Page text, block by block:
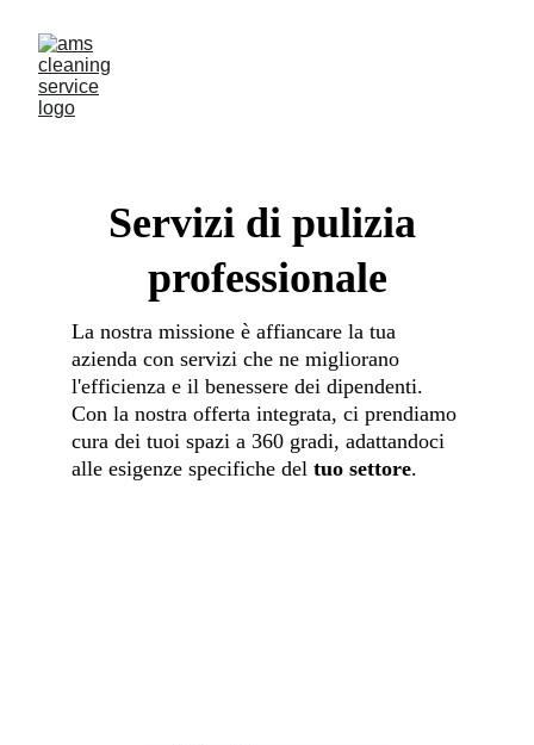
Servizi di pulizia
professionale
La nostra missione è affiancare la tua
azienda con servizi che ne migliorano
l'efficienza e il benessere dei dipendenti.
Con la nostra offerta integrata, ci prendiamo
cura dei tuoi spazi a 360 gradi, adattandoci
alle esigenze specifiche del tuo settore.